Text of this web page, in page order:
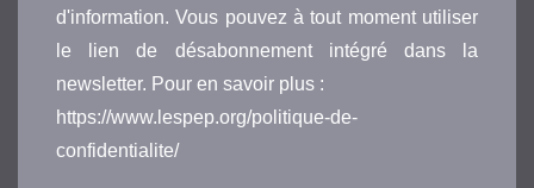
d'information. Vous pouvez à tout moment utiliser
le lien de désabonnement intégré dans la
newsletter. Pour en savoir plus :
https://www.lespep.org/politique-de-
confidentialite/